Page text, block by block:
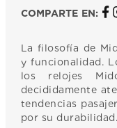
COMPARTE EN:
La filosofía de
y funcionalidad.
los relojes
decididamente
tendencias
por su durabilidad.